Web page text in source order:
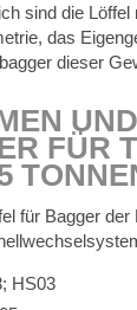
sind die
das
die­ser
FÜR
für Bag­ger
HS03